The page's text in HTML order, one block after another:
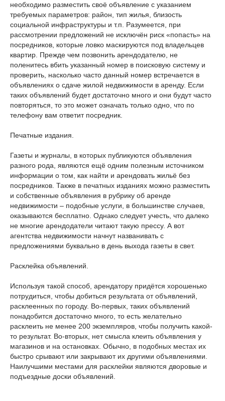
необходимо разместить своё объявление с указанием
требуемых параметров: район, тип жилья, близость
социальной инфраструктуры и т.п. Разумеется, при
рассмотрении предложений не исключён риск «попасть» на
посредников, которые ловко маскируются под владельцев
квартир. Прежде чем позвонить арендодателю, не
поленитесь вбить указанный номер в поисковую систему и
проверить, насколько часто данный номер встречается в
объявлениях о сдаче жилой недвижимости в аренду. Если
таких объявлений будет достаточно много и они будут часто
повторяться, то это может означать только одно, что по
телефону вам ответит посредник.
Печатные издания.
Газеты и журналы, в которых публикуются объявления
разного рода, являются ещё одним полезным источником
информации о том, как найти и арендовать жильё без
посредников. Также в печатных изданиях можно разместить
и собственные объявления в рубрику об аренде
недвижимости – подобные услуги, в большинстве случаев,
оказываются бесплатно. Однако следует учесть, что далеко
не многие арендодатели читают такую прессу. А вот
агентства недвижимости начнут названивать с
предложениями буквально в день выхода газеты в свет.
Расклейка объявлений.
Используя такой способ, арендатору придётся хорошенько
потрудиться, чтобы добиться результата от объявлений,
расклеенных по городу. Во-первых, таких объявлений
понадобится достаточно много, то есть желательно
расклеить не менее 200 экземпляров, чтобы получить какой-
то результат. Во-вторых, нет смысла клеить объявления у
магазинов и на остановках. Обычно, в подобных местах их
быстро срывают или закрывают их другими объявлениями.
Наилучшими местами для расклейки являются дворовые и
подъездные доски объявлений.